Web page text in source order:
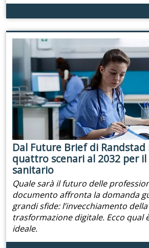
Dal Future Brief di Randstad
quattro scenari al 2032 per
sanitario
Quale sarà il futuro delle
documento affronta la domanda
grandi sfide: l’invecchiamento
trasformazione digitale. Ecco qual
ideale.